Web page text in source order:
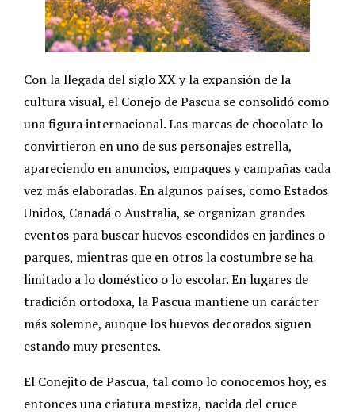
Con la llegada del siglo XX y la expansión de la
cultura visual, el Conejo de Pascua se consolidó como
una figura internacional. Las marcas de chocolate lo
convirtieron en uno de sus personajes estrella,
apareciendo en anuncios, empaques y campañas cada
vez más elaboradas. En algunos países, como Estados
Unidos, Canadá o Australia, se organizan grandes
eventos para buscar huevos escondidos en jardines o
parques, mientras que en otros la costumbre se ha
limitado a lo doméstico o lo escolar. En lugares de
tradición ortodoxa, la Pascua mantiene un carácter
más solemne, aunque los huevos decorados siguen
estando muy presentes.
El Conejito de Pascua, tal como lo conocemos hoy, es
entonces una criatura mestiza, nacida del cruce